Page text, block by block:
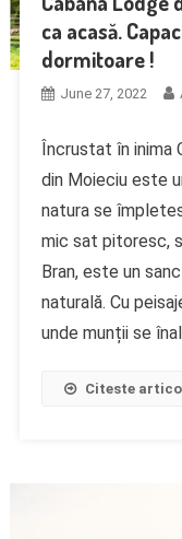
ca acasă.
dormitoare !
June 27, 2022
Încrustat în inima
din Moieciu este
natura se
mic sat pitoresc,
Bran, este un
naturală. Cu
unde munții se
Citeste